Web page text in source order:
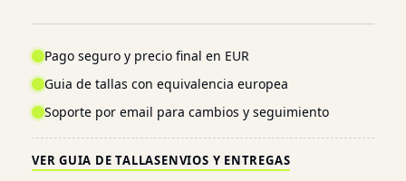
Pago seguro y precio final en EUR
Guia de tallas con equivalencia europea
Soporte por email para cambios y seguimiento
VER GUIA DE TALLASENVIOS Y ENTREGAS